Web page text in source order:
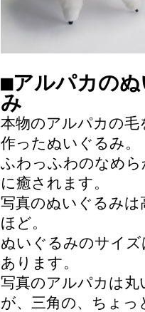
■アルパカの
み
本物のアルパカの毛
作ったぬいぐるみ。
ふわっふわのなめ
に癒されます。
写真のぬいぐるみは
ほど。
ぬいぐるみのサイ
あります。
写真のアルパカは丸
が、三角の、ちょっ